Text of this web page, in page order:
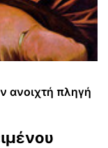
ανοιχτή πληγή